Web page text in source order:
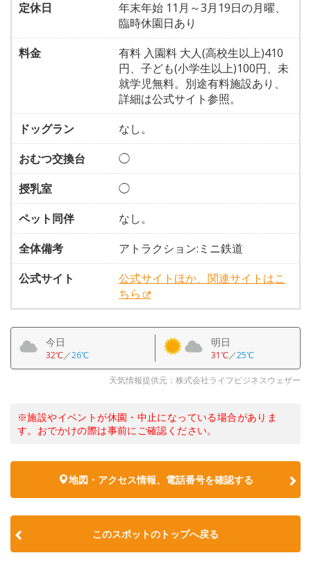
定休日
年末年始 11月～3月19日の月曜、
臨時休園日あり
料金
有料 入園料 大人(高校生以上)410
円、子ども(小学生以上)100円、未
就学児無料。別途有料施設あり、
詳細は公式サイト参照。
ドッグラン
なし。
おむつ交換台
◯
授乳室
◯
ペット同伴
なし。
全体備考
アトラクション:ミニ鉄道
公式サイト
公式サイトほか、関連サイトはこ
ちら
今日
32℃／26℃
明日
31℃／25℃
天気情報提供元：株式会社ライフビジネスウェザー
※施設やイベントが休園・中止になっている場合がありま
す。おでかけの際は事前にご確認ください。
地図・アクセス情報、電話番号を確認する
このスポットのトップへ戻る